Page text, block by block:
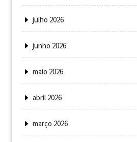
julho 2026
junho 2026
maio 2026
abril 2026
março 2026